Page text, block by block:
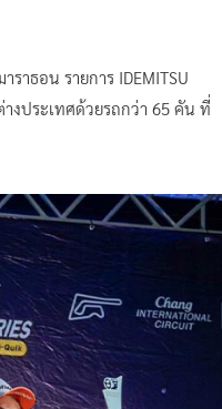
าธอน รายการ IDEMITSU
างประเทศด้วยรถกว่า 65 คัน ที่